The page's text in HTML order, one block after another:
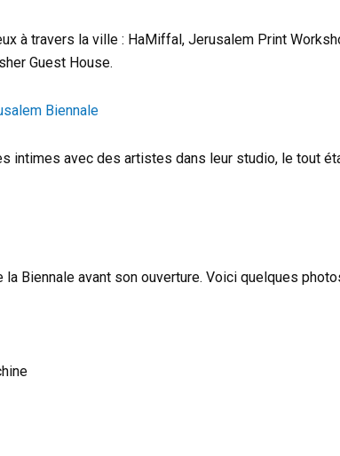
à travers la ville : HaMiffal, Jerusalem Print
Guest House.
Biennale
intimes avec des artistes dans leur studio, le tout
Biennale avant son ouverture. Voici quelques